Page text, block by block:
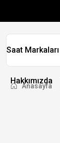
Saat Markaları
Hakkımızda
Anasayfa